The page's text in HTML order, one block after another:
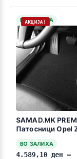
НА ЗАЛИХА
АКЦИЈА!
SAMAD.MK
Патосници Opel
ВО ЗАЛИХА
4.589,10 ден –